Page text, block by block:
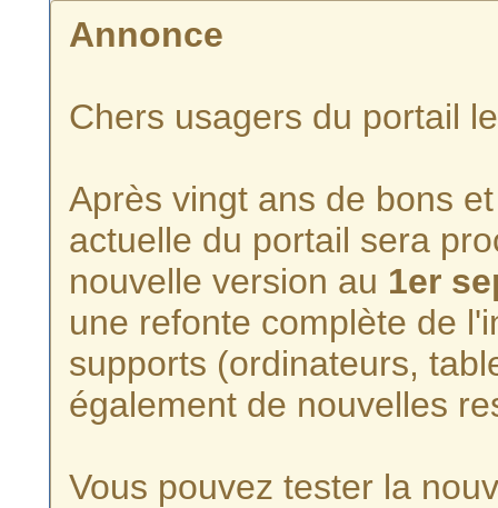
Annonce
Chers usagers du portail
Après vingt ans de bons
actuelle du portail sera
nouvelle version au 1er
une refonte complète de
supports (ordinateurs,
également de nouvelles
Vous pouvez tester la